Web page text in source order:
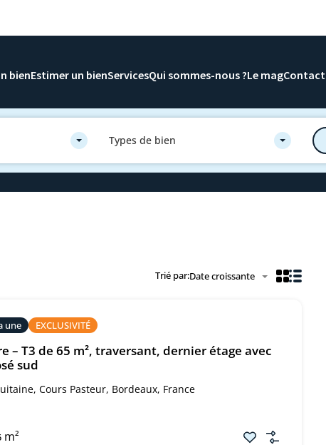
bienEstimer un bienServicesQui sommes-nous ?Le magContact
Types de bien
Trié par:Date croissante
une EXCLUSIVITÉ
– T3 de 65 m², traversant, dernier étage avec
sud
Cours Pasteur, Bordeaux, France
m²